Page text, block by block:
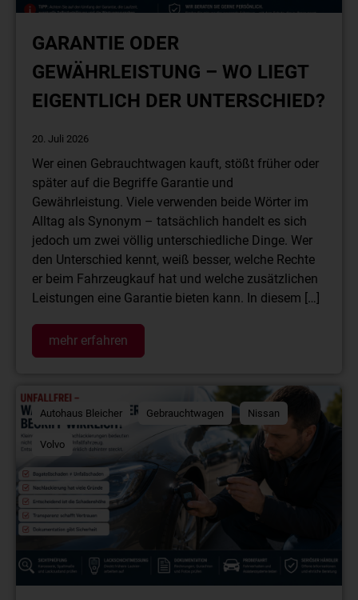
GARANTIE ODER
GEWÄHRLEISTUNG – WO LIEGT
EIGENTLICH DER UNTERSCHIED?
20. Juli 2026
Wer einen Gebrauchtwagen kauft, stößt früher oder
später auf die Begriffe Garantie und
Gewährleistung. Viele verwenden beide Wörter im
Alltag als Synonym – tatsächlich handelt es sich
jedoch um zwei völlig unterschiedliche Dinge. Wer
den Unterschied kennt, weiß besser, welche Rechte
er beim Fahrzeugkauf hat und welche zusätzlichen
Leistungen eine Garantie bieten kann. In diesem […]
mehr erfahren
Autohaus Bleicher Gebrauchtwagen Nissan
Volvo